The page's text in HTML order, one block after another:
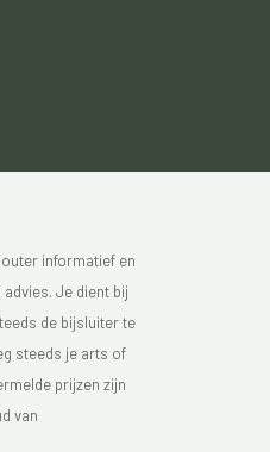
informatief en
Je dient bij
de bijsluiter te
steeds je arts of
prijzen zijn
van